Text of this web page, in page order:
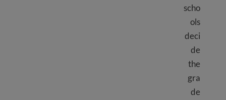
scho
ols
deci
de
the
gra
de